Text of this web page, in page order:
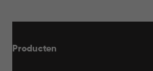
Producten